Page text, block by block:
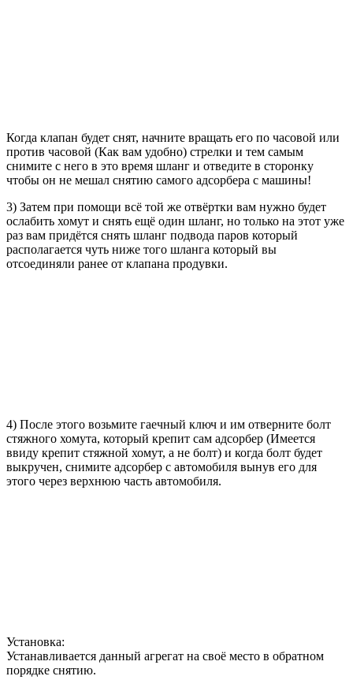
Когда клапан будет снят, начните вращать его по часовой или
против часовой (Как вам удобно) стрелки и тем самым
снимите с него в это время шланг и отведите в сторонку
чтобы он не мешал снятию самого адсорбера с машины!
3) Затем при помощи всё той же отвёртки вам нужно будет
ослабить хомут и снять ещё один шланг, но только на этот уже
раз вам придётся снять шланг подвода паров который
располагается чуть ниже того шланга который вы
отсоединяли ранее от клапана продувки.
4) После этого возьмите гаечный ключ и им отверните болт
стяжного хомута, который крепит сам адсорбер (Имеется
ввиду крепит стяжной хомут, а не болт) и когда болт будет
выкручен, снимите адсорбер с автомобиля вынув его для
этого через верхнюю часть автомобиля.
Установка:
Устанавливается данный агрегат на своё место в обратном
порядке снятию.